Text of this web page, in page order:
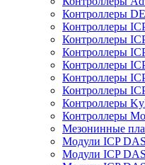
Контроллеры
Контроллеры
Контроллеры
Контроллеры
Контроллеры
Контроллеры
Контроллеры
Контроллеры
Контроллеры
Мезонинные
Модули ICP
Модули ICP